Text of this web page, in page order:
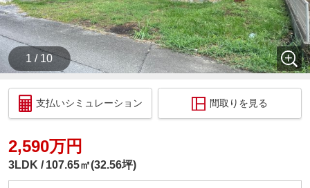
1 / 10
支払いシミュレーション 間取りを見る
2,590万円
3LDK 107.65㎡(32.56坪)